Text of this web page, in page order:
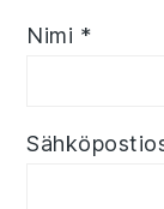
Nimi *